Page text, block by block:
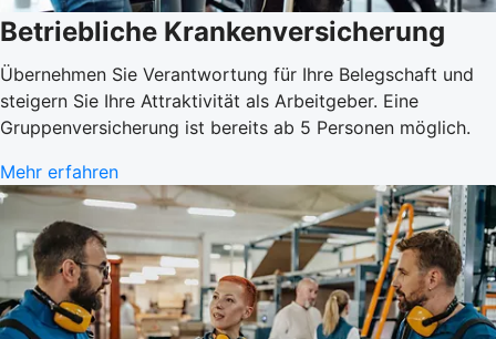
Betriebliche Krankenversicherung
Übernehmen Sie Verantwortung für Ihre Belegschaft und
steigern Sie Ihre Attraktivität als Arbeitgeber. Eine
Gruppenversicherung ist bereits ab 5 Personen möglich.
Mehr erfahren